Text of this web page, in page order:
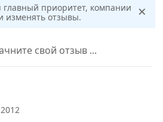
приоритет, компании
изменять отзывы.
×
свой отзыв ...